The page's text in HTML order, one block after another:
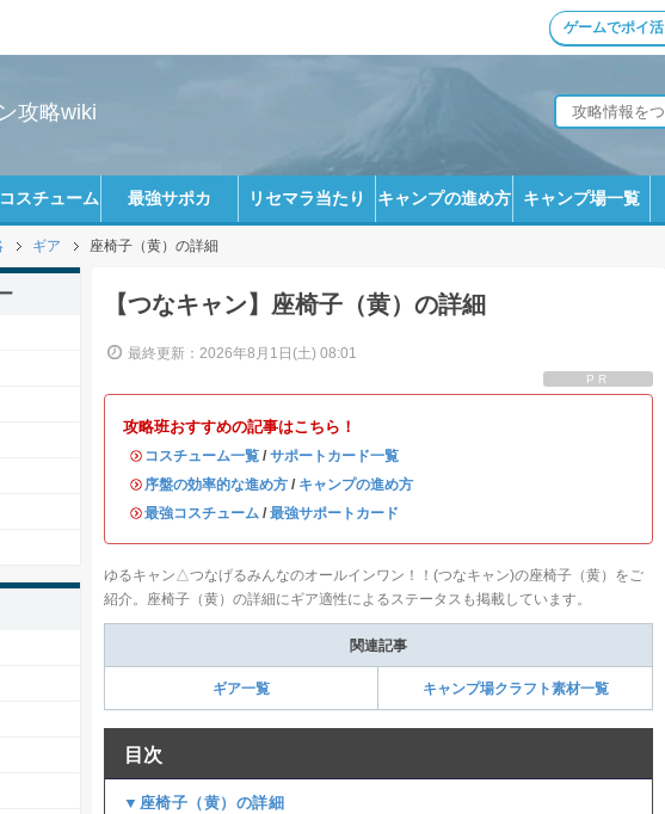
ゲームでポイ活
攻略wiki
スチューム 最強サポカ リセマラ当たり キャンプの進め方 キャンプ場一覧
ギア 座椅子（黄）の詳細
【つなキャン】座椅子（黄）の詳細
最終更新：2026年8月1日(土) 08:01
PR
攻略班おすすめの記事はこちら！
・ コスチューム一覧 / サポートカード一覧
・ 序盤の効率的な進め方 / キャンプの進め方
・最強コスチューム / 最強サポートカード
ゆるキャン△つなげるみんなのオールインワン！！(つなキャン)の座椅子（黄）をご
紹介。座椅子（黄）の詳細にギア適性によるステータスも掲載しています。
関連記事
ギア一覧 キャンプ場クラフト素材一覧
目次
▼座椅子（黄）の詳細